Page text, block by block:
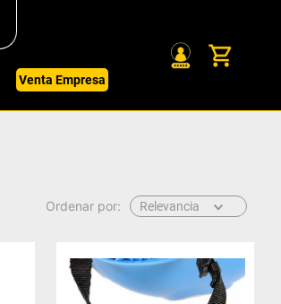
Venta Empresa
Relevancia